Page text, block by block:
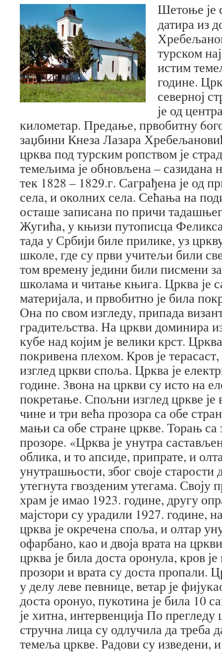
Шетоње је
датира из
турском
истим
године.
северној
је од
километар. Предање, првобитну
заџбини Кнеза Лазара
црква под турским ропством је
темељима је обновљена – сазидана
тек 1828 – 1829.г. Саграђена је од
села, и околних села. Сећања на
осташе записана по причи
Жугића, у књизи путописца
тада у Србији биле прилике, уз
школе, где су први учитељи били
том времену једини били писмени
школама и читање књига. Црква је
материјала, и првобитно је била
Она по свом изгледу, припада
градитељства. На цркви доминира
кубе над којим је велики крст.
покривена плехом. Кров је терасаст,
изглед цркви споља. Црква је
године. 3вона на цркви су исто на
покретање. Спољни изглед цркве је
чине и три већа прозора са обе
мањи са обе стране цркве. Торањ са
прозоре. «Црква је унутра
облика, и то апсиде, припрате, и
унутрашњости, због своје старости
утегнута гвозденим утегама. Своју
храм је имао 1923. године, другу
мајстори су урадили 1927. године,
црква је окречена споља, и олтар
офарбано, као и двоја врата на
црква је била доста оронула, кров
прозори и врата су доста пропали.
у делу леве певнице, ветар је
доста оронуо, пукотина је била 10
је хитна, интервенција По прегледу
стручна лица су одлучила да треба
темеља цркве. Радови су изведени,